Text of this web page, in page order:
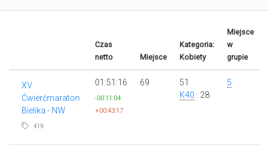
Czas
netto
Miejsce
Kategoria:
Kobiety
Miejsce
w
grupie
XV
Ćwierćmaraton
Bielika - NW
419
01:51:16
-00:11:04
+00:43:17
69
51
K40 : 28
5